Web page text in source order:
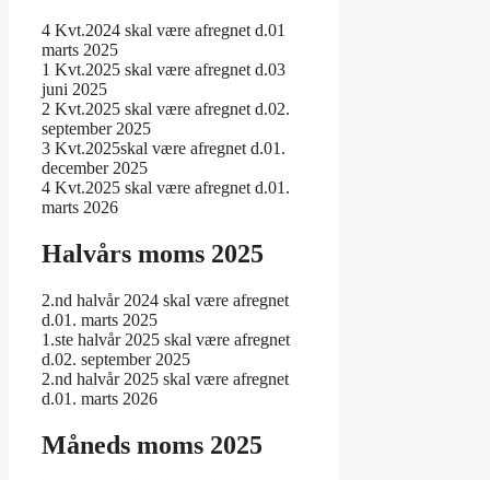
4 Kvt.2024 skal være afregnet d.01
marts 2025
1 Kvt.2025 skal være afregnet d.03
juni 2025
2 Kvt.2025 skal være afregnet d.02.
september 2025
3 Kvt.2025skal være afregnet d.01.
december 2025
4 Kvt.2025 skal være afregnet d.01.
marts 2026
Halvårs moms 2025
2.nd halvår 2024 skal være afregnet
d.01. marts 2025
1.ste halvår 2025 skal være afregnet
d.02. september 2025
2.nd halvår 2025 skal være afregnet
d.01. marts 2026
Måneds moms 2025